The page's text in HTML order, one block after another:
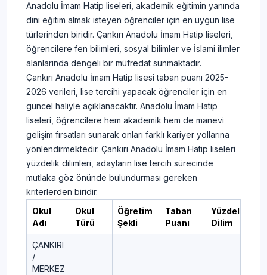
Anadolu İmam Hatip liseleri, akademik eğitimin yanında
dini eğitim almak isteyen öğrenciler için en uygun lise
türlerinden biridir. Çankırı Anadolu İmam Hatip liseleri,
öğrencilere fen bilimleri, sosyal bilimler ve İslami ilimler
alanlarında dengeli bir müfredat sunmaktadır.
Çankırı Anadolu İmam Hatip lisesi taban puanı 2025-
2026 verileri, lise tercihi yapacak öğrenciler için en
güncel haliyle açıklanacaktır. Anadolu İmam Hatip
liseleri, öğrencilere hem akademik hem de manevi
gelişim fırsatları sunarak onları farklı kariyer yollarına
yönlendirmektedir. Çankırı Anadolu İmam Hatip liseleri
yüzdelik dilimleri, adayların lise tercih sürecinde
mutlaka göz önünde bulundurması gereken
kriterlerden biridir.
Okul
Adı
Okul
Türü
Öğretim
Şekli
Taban
Puanı
Yüzdelik
Dilim
ÇANKIRI
/
MERKEZ